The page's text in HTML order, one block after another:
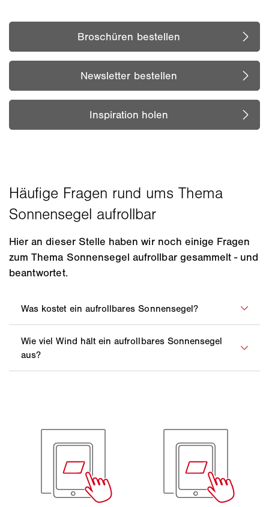
Hier an dieser Stelle haben wir noch einige Fragen
zum Thema Sonnensegel aufrollbar gesammelt - und
beantwortet.
Die Kosten für ein aufrollbares Sonnensegel können